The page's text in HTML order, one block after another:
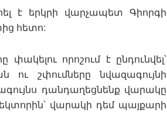
է երկրի վարչապետ Գիորգի
հետո:
որոշում է ընդունվել՝
շփումները նվազագույնի
դանդաղեցնենք վարակը
վարակի դեմ պայքարի